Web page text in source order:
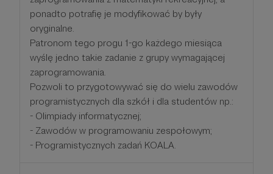
ponadto potrafię je modyfikować by były
oryginalne.
Patronom tego progu 1-go każdego miesiąca
wyślę jedno takie zadanie z grupy wymagającej
zaprogramowania.
Pozwoli to przygotowywać się do wielu zawodów
programistycznych dla szkół i dla studentów np.:
- Olimpiady informatycznej;
- Zawodów w programowaniu zespołowym;
- Programistycznych zadań KOALA.